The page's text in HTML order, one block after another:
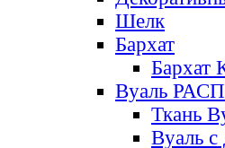
Шелк
Бархат
Бархат
Вуаль
Ткань
Вуаль с